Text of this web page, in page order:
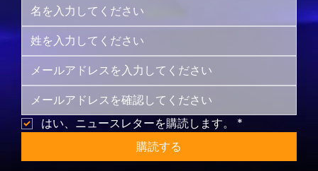
はい、ニュースレターを購読します。
*
購読する